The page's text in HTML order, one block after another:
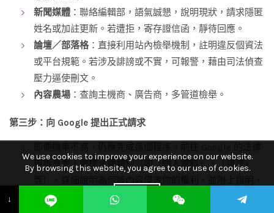
新聞媒體 ：聯絡編輯部，語氣誠懇，說明現狀，請求隱匿
姓名或加註更新。若遭拒，寄存證信函，靜待回應。
論壇／部落格：直接利用站內檢舉機制，註明違反個資法
或平台規範。若涉及誹謗或不實，可報警，藉由司法偵查
壓力逼使刪文。
內容農場 ：查詢主機商、廣告商，多管道檢舉。
第三步：向 Google 提出正式請求
申訴頁面，選擇合適類別（如「個人資料」、「誹謗」
如良民證、更生證明、部分去識別化的公文等。
↓
We use cookies to improve your experience on our website.
By browsing this website, you agree to our use of cookies.